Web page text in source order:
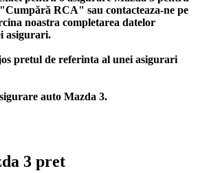
RCA" sau contacteaza-ne pe
noastra completarea datelor
asigurari.
pretul de referinta al unei asigurari
auto Mazda 3.
3 pret